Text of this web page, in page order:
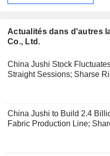
Actualités dans d'autres
Co., Ltd.
China Jushi Stock
Straight Sessions; Sharse
China Jushi to Build 2.4
Fabric Production Line;